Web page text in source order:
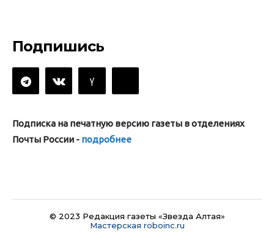
Подпишись
Подписка на печатную версию газеты в отделениях
Почты России - подробнее
© 2023 Редакция газеты «Звезда Алтая»
Мастерская roboinc.ru